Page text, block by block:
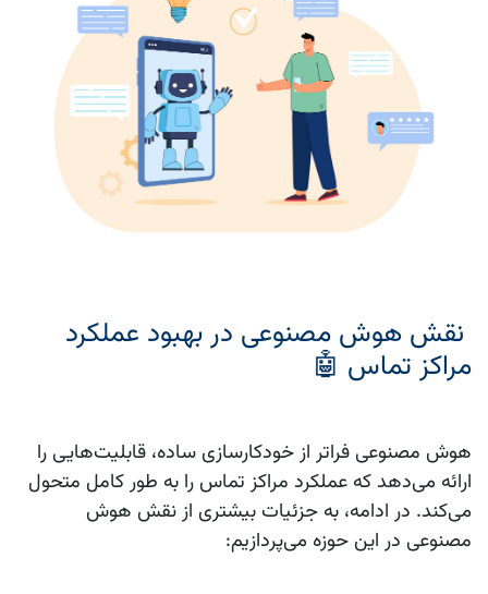
نقش هوش مصنوعی در بهبود عملکرد
مراکز تماس 🤖
هوش مصنوعی فراتر از خودکارسازی ساده، قابلیت‌هایی را
ارائه می‌دهد که عملکرد مراکز تماس را به طور کامل متحول
می‌کند. در ادامه، به جزئیات بیشتری از نقش هوش
مصنوعی در این حوزه می‌پردازیم: